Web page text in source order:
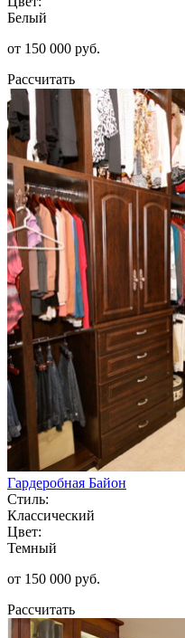
Белый
от 150 000 руб.
Рассчитать
Гардеробная Байон
Стиль:
Классический
Цвет:
Темный
от 150 000 руб.
Рассчитать